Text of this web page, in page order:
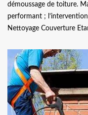
démoussage de toiture.
performant ;
Nettoyage Couverture